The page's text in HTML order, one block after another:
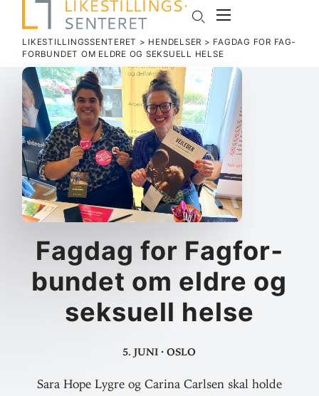
LIKESTILLINGSSENTERET > HENDELSER > FAGDAG FOR FAG­
FOR­BUNDET OM ELDRE OG SEK­SUELL HELSE
Fagdag for Fag­for­
bundet om eldre og
sek­suell helse
5. juni ·Oslo
Sara Hope Lygre og Carina Carlsen skal holde